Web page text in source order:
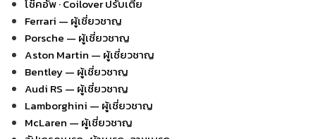
โช๊คอัพ · Coilover ปรับเตี้ย
Ferrari — ผู้เชี่ยวชาญ
Porsche — ผู้เชี่ยวชาญ
Aston Martin — ผู้เชี่ยวชาญ
Bentley — ผู้เชี่ยวชาญ
Audi RS — ผู้เชี่ยวชาญ
Lamborghini — ผู้เชี่ยวชาญ
McLaren — ผู้เชี่ยวชาญ